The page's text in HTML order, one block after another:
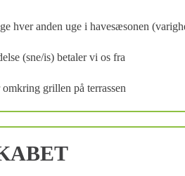
hver anden uge i havesæsonen
(sne/is) betaler vi os fra
grillen på terrassen